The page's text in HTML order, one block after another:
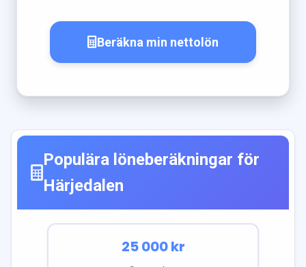
Beräkna min nettolön
Populära löneberäkningar för
Härjedalen
25 000kr